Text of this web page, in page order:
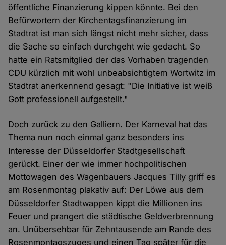
öffentliche Finanzierung kippen könnte. Bei den
Befürwortern der Kirchentagsfinanzierung im
Stadtrat ist man sich längst nicht mehr sicher, dass
die Sache so einfach durchgeht wie gedacht. So
hatte ein Ratsmitglied der das Vorhaben tragenden
CDU kürzlich mit wohl unbeabsichtigtem Wortwitz im
Stadtrat anerkennend gesagt: "Die Initiative ist weiß
Gott professionell aufgestellt."
Doch zurück zu den Galliern. Der Karneval hat das
Thema nun noch einmal ganz besonders ins
Interesse der Düsseldorfer Stadtgesellschaft
gerückt. Einer der wie immer hochpolitischen
Mottowagen des Wagenbauers Jacques Tilly griff es
am Rosenmontag plakativ auf: Der Löwe aus dem
Düsseldorfer Stadtwappen kippt die Millionen ins
Feuer und prangert die städtische Geldverbrennung
an. Unübersehbar für Zehntausende am Rande des
Rosenmontagszuges und einen Tag später für die